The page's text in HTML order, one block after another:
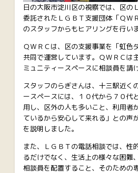
日の大阪市淀川区の視察では、区の
委託されたＬＧＢＴ支援団体「ＱＷ
のスタッフからもヒアリングを行い
ＱＷＲＣは、区の支援事業を「虹色
共同で運営しています。ＱＷＲＣは
ミュニティースペースに相談員を請
スタッフのらぎさんは、十三駅近く
ースペースには、１０代から７０代
用し、区外の人も多いこと、利用者
ているから安心して来れる」との声
を説明しました。
また、ＬＧＢＴの電話相談では、性
るだけでなく、生活上の様々な困難
相談員を配置すること、そのための